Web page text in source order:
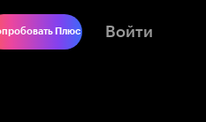
Плюс Войти